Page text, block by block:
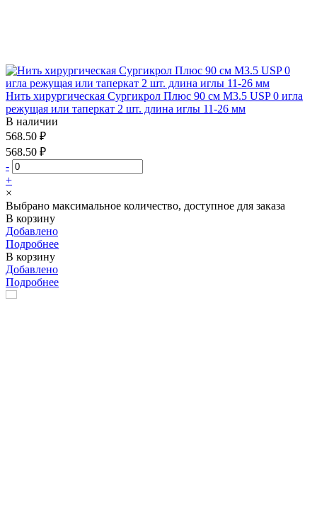
Нить хирургическая Сургикрол Плюс 90 см М3.5 USP 0 игла
режущая или таперкат 2 шт. длина иглы 11-26 мм
В наличии
568.50 ₽
568.50 ₽
-
+
×
Выбрано максимальное количество, доступное для заказа
В корзину
Добавлено
Подробнее
В корзину
Добавлено
Подробнее